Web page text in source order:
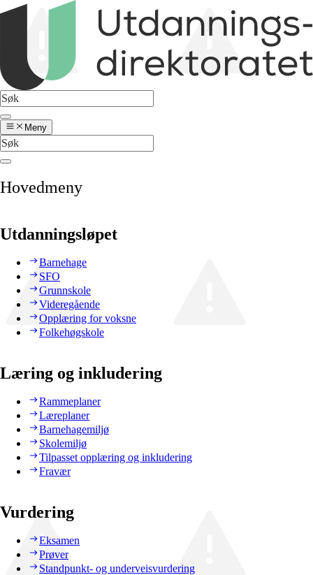
Meny
Hovedmeny
Utdanningsløpet
Barnehage
SFO
Grunnskole
Videregående
Opplæring for voksne
Folkehøgskole
Læring og inkludering
Rammeplaner
Læreplaner
Barnehagemiljø
Skolemiljø
Tilpasset opplæring og inkludering
Fravær
Vurdering
Eksamen
Prøver
Standpunkt- og underveisvurdering